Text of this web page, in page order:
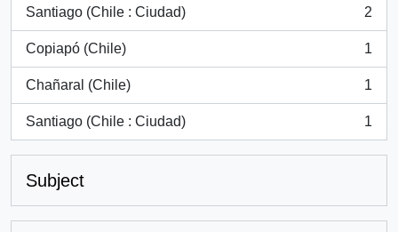
Santiago (Chile : Ciudad)
, 2 results
2
Copiapó (Chile)
, 1 results
1
Chañaral (Chile)
, 1 results
1
Santiago (Chile : Ciudad)
, 1 results
1
Subject